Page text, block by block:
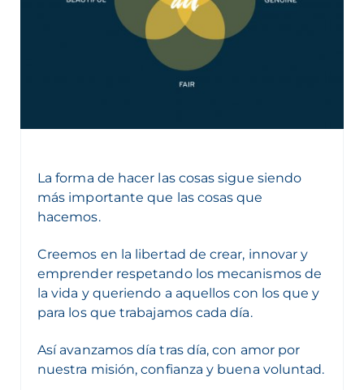
La forma de hacer las cosas sigue siendo
más importante que las cosas que
hacemos.
Creemos en la libertad de crear, innovar y
emprender respetando los mecanismos de
la vida y queriendo a aquellos con los que y
para los que trabajamos cada día.
Así avanzamos día tras día, con amor por
nuestra misión, confianza y buena voluntad.